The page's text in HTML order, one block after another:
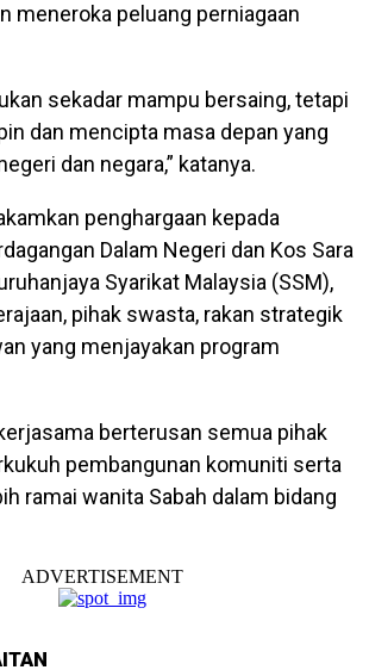
meneroka peluang perniagaan
sekadar mampu bersaing, tetapi
dan mencipta masa depan yang
dan negara,” katanya.
penghargaan kepada
Dalam Negeri dan Kos Sara
Syarikat Malaysia (SSM),
pihak swasta, rakan strategik
yang menjayakan program
berterusan semua pihak
pembangunan komuniti serta
ramai wanita Sabah dalam bidang
ADVERTISEMENT